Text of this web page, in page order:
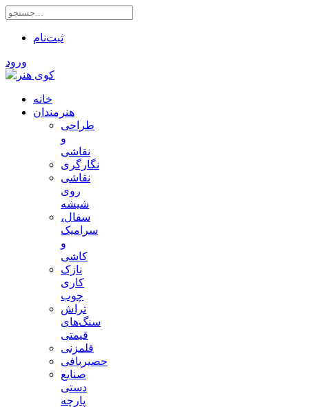
ثبت‌نام
ورود
خانه
هنرمندان
طراحی
و
نقاشی
نگارگری
نقاشی
روی
شیشه
سفال،
سرامیک
و
کاشی
نازک
کاری
چوب
تراش
سنگ‌های
قیمتی
قلمزنی
حصیربافی
صنایع
دستی
پارچه